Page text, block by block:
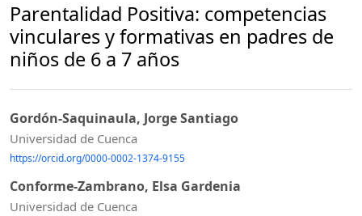
Parentalidad Positiva: competencias
vinculares y formativas en padres de
niños de 6 a 7 años
Gordón-Saquinaula, Jorge Santiago
Universidad de Cuenca
https://orcid.org/0000-0002-1374-9155
Conforme-Zambrano, Elsa Gardenia
Universidad de Cuenca